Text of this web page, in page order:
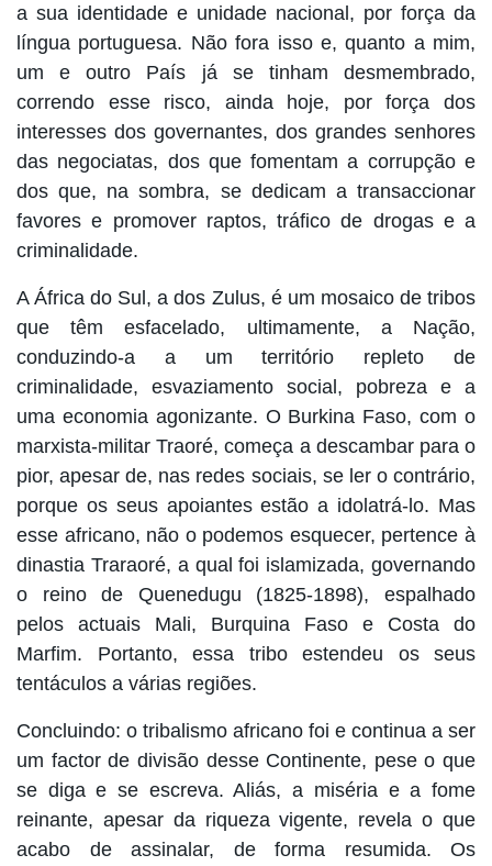
a sua identidade e unidade nacional, por força da
língua portuguesa. Não fora isso e, quanto a mim,
um e outro País já se tinham desmembrado,
correndo esse risco, ainda hoje, por força dos
interesses dos governantes, dos grandes senhores
das negociatas, dos que fomentam a corrupção e
dos que, na sombra, se dedicam a transaccionar
favores e promover raptos, tráfico de drogas e a
criminalidade.
A África do Sul, a dos Zulus, é um mosaico de tribos
que têm esfacelado, ultimamente, a Nação,
conduzindo-a a um território repleto de
criminalidade, esvaziamento social, pobreza e a
uma economia agonizante. O Burkina Faso, com o
marxista-militar Traoré, começa a descambar para o
pior, apesar de, nas redes sociais, se ler o contrário,
porque os seus apoiantes estão a idolatrá-lo. Mas
esse africano, não o podemos esquecer, pertence à
dinastia Traraoré, a qual foi islamizada, governando
o reino de Quenedugu (1825-1898), espalhado
pelos actuais Mali, Burquina Faso e Costa do
Marfim. Portanto, essa tribo estendeu os seus
tentáculos a várias regiões.
Concluindo: o tribalismo africano foi e continua a ser
um factor de divisão desse Continente, pese o que
se diga e se escreva. Aliás, a miséria e a fome
reinante, apesar da riqueza vigente, revela o que
acabo de assinalar, de forma resumida. Os